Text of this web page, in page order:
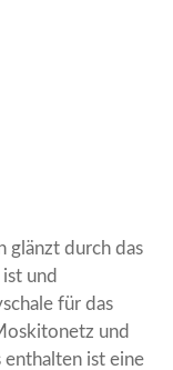
glänzt durch das
und
für das
und
enthalten ist eine